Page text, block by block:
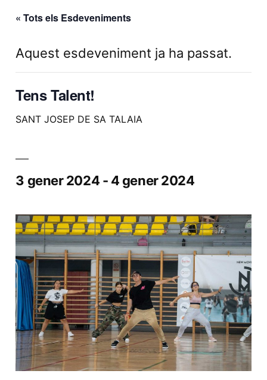
« Tots els Esdeveniments
Aquest esdeveniment ja ha passat.
Tens Talent!
SANT JOSEP DE SA TALAIA
3 gener 2024 - 4 gener 2024